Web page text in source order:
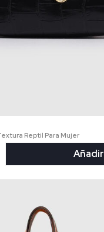
Reptil Para Mujer
Añadir